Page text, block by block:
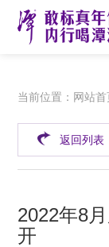
当前位置： 网站
返回列表
2022年8
开